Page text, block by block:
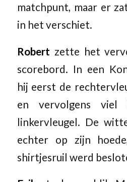
matchpunt, maar er
in het verschiet.
Robert zette het
scorebord. In een
hij eerst de
en vervolgens
linkervleugel. De
echter op zijn
shirtjesruil werd